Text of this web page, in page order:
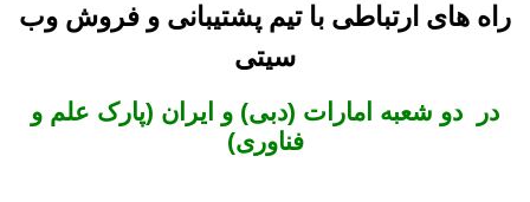
راه های ارتباطی با تیم پشتیبانی و فروش وب
سیتی
در دو شعبه امارات (دبی) و ایران (پارک علم و
فناوری)